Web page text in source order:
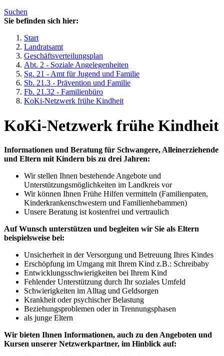
Suchen
Sie befinden sich hier:
Start
Landratsamt
Geschäftsverteilungsplan
Abt. 2 - Soziale Angelegenheiten
Sg. 21 - Amt für Jugend und Familie
Sb. 21.3 - Prävention und Familie
Fb. 21.32 - Familienbüro
KoKi-Netzwerk frühe Kindheit
KoKi-Netzwerk frühe Kindheit
Informationen und Beratung für Schwangere, Alleinerziehende
und Eltern mit Kindern bis zu drei Jahren:
Wir stellen Ihnen bestehende Angebote und
Unterstützungsmöglichkeiten im Landkreis vor
Wir können Ihnen Frühe Hilfen vermitteln (Familienpaten,
Kinderkrankenschwestern und Familienhebammen)
Unsere Beratung ist kostenfrei und vertraulich
Auf Wunsch unterstützen und begleiten wir Sie als Eltern
beispielsweise bei:
Unsicherheit in der Versorgung und Betreuung Ihres Kindes
Erschöpfung im Umgang mit Ihrem Kind z.B.: Schreibaby
Entwicklungsschwierigkeiten bei Ihrem Kind
Fehlender Unterstützung durch Ihr soziales Umfeld
Schwierigkeiten im Alltag und Geldsorgen
Krankheit oder psychischer Belastung
Beziehungsproblemen oder in Trennungsphasen
als junge Eltern
Wir bieten Ihnen Informationen, auch zu den Angeboten und
Kursen unserer Netzwerkpartner, im Hinblick auf: